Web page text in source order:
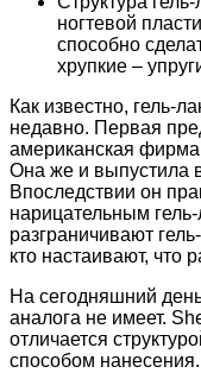
ногтевой
способно
хрупкие –
Как известно, гель-
недавно. Первая
американская
Она же и выпустила
Впоследствии он
нарицательным
разграничивают
кто настаивают, что
На сегодняшний
аналога не имеет.
отличается
способом